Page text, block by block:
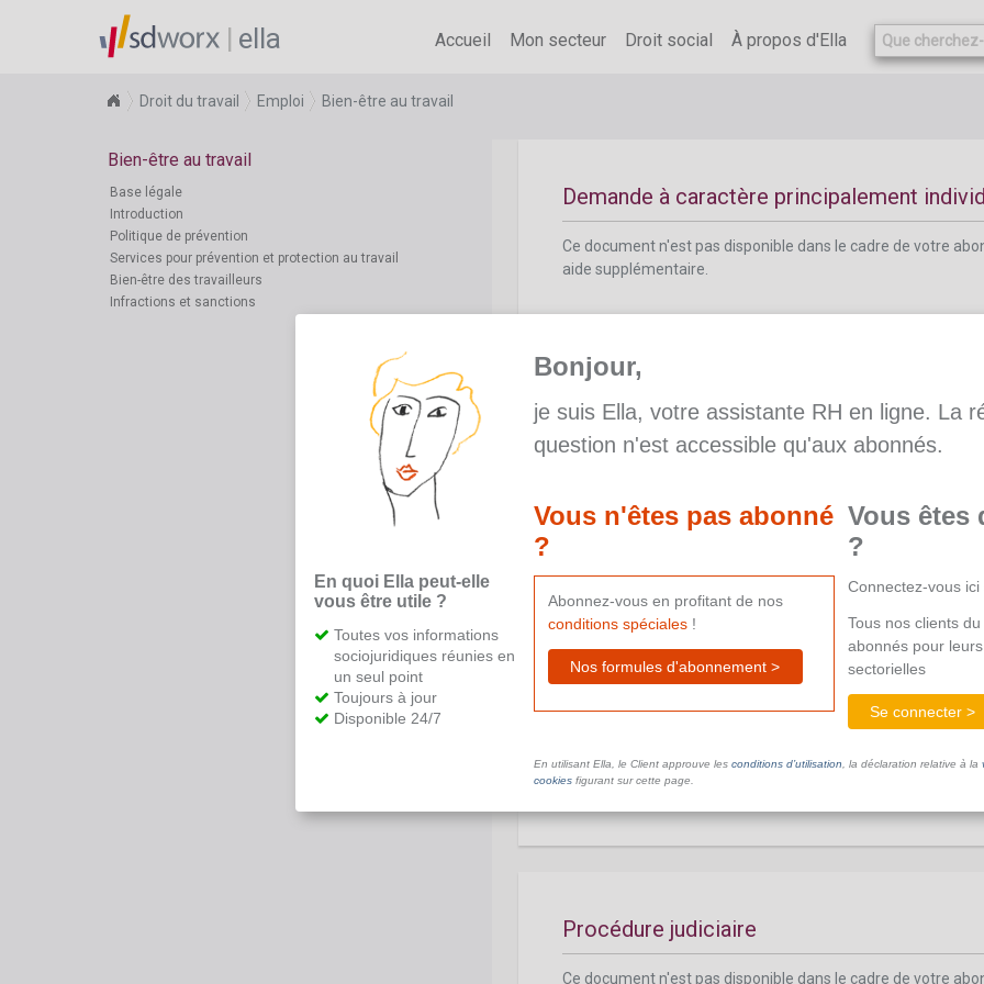
ella Accueil Mon secteur Droit social À propos d'Ella
Droit du travail Emploi Bien-être au travail
Bien-être au travail
Base légale
Introduction
Politique de prévention
Services pour prévention et protection au travail
Bien-être des travailleurs
Infractions et sanctions
aide supplémentaire.
Demande à caractère principalement
Ce document n'est pas disponible dans le cadre de votre
aide supplémentaire.
Dossier individuel
aide supplémentaire.
Particularités du traitement d'une demande
faits de violence et de harcèlement
aide supplémentaire.
Procédure judiciaire
Ce document n'est pas disponible dans le cadre de votre
En quoi Ella peut-elle
vous être utile ?
Toutes vos informations
sociojuridiques réunies en
un seul point
Toujours à jour
Disponible 24/7
Bonjour,
je suis Ella, votre assistante RH en ligne. La
question n'est accessible qu'aux abonnés.
Vous n'êtes pas abonné
?
Abonnez-vous en profitant de nos
conditions spéciales!
Nos formules d'abonnement >
Vous êtes
?
Connectez-vous
Tous nos clients
abonnés pour
sectorielles
Se connecter >
En utilisant Ella, le Client approuve les conditions d’utilisation , la déclaration relative à la
cookiesfigurant sur cette page.